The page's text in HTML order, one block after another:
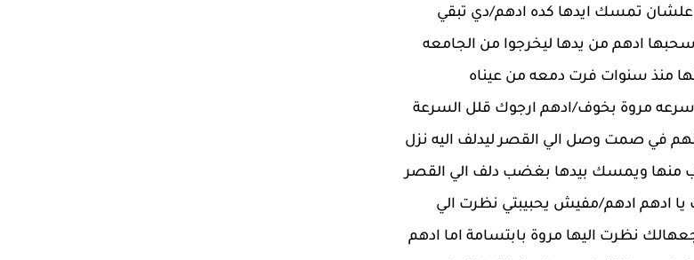
تمسك ايدها كده ادهم/دي تبقي
ادهم من يدها ليخرجوا من الجامعه
منذ سنوات فرت دمعه من عيناه
سرعه مروة بخوف/ادهم ارجوك قلل السرعة
في صمت وصل الي القصر ليدلف اليه نزل
منها ويمسك بيدها بغضب دلف الي القصر
يا ادهم ادهم/مفيش يحبيبتي نظرت الي
نظرت اليها مروة بابتسامة اما ادهم